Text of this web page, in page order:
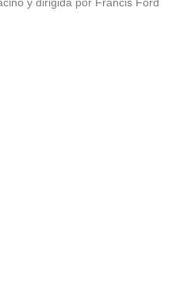
y dirigida por Francis Ford